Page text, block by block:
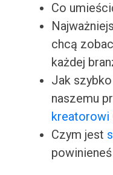
Co
chcą
każdej
Jak
naszemu
kreatorowi
Czym jest